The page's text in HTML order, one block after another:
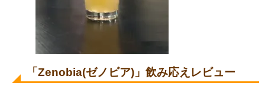
「Zenobia(ゼノビア)」飲み応えレビュー